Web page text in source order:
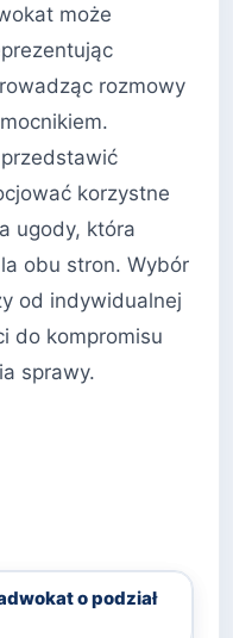
może
rozmowy
korzystne
ugody, która
obu stron. Wybór
od indywidualnej
do kompromisu
sprawy.
o podział